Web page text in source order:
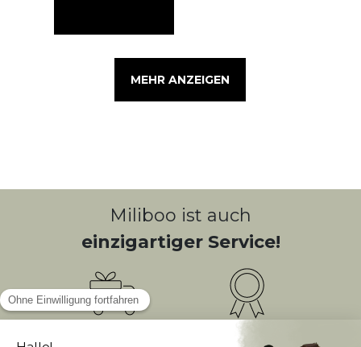
MEHR ANZEIGEN
Miliboo ist auch
einzigartiger Service!
Bonusprogramm